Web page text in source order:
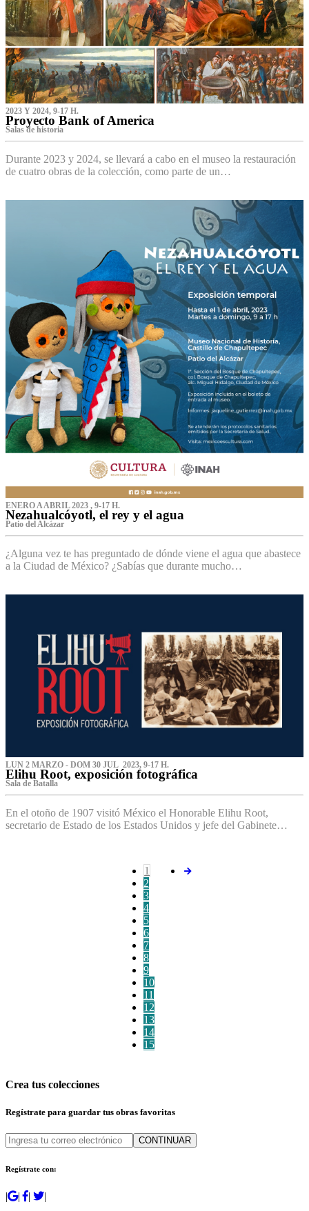
2023 Y 2024, 9-17 H.
Proyecto Bank of America
S‌alas de historia
Durante 2023 y 2024, se llevará a cabo en el museo la restauración
de cuatro obras de la colección, como parte de un…
ENERO A ABRIL 2023 , 9-17 H.
Nezahualcóyotl, el rey y el agua
Patio del Alcázar
¿Alguna vez te has preguntado de dónde viene el agua que abastece
a la Ciudad de México? ¿Sabías que durante mucho…
LUN 2 MARZO - DOM 30 JUL 2023, 9-17 H.
Elihu Root, exposición fotográfica
Sala de Batalla
En el otoño de 1907 visitó México el Honorable Elihu Root,
secretario de Estado de los Estados Unidos y jefe del Gabinete…
1
2
3
4
5
6
7
8
9
10
11
12
13
14
15
Crea tus colecciones
Regístrate para guardar tus obras favoritas
CONTINUAR
Regístrate con:
| | | |